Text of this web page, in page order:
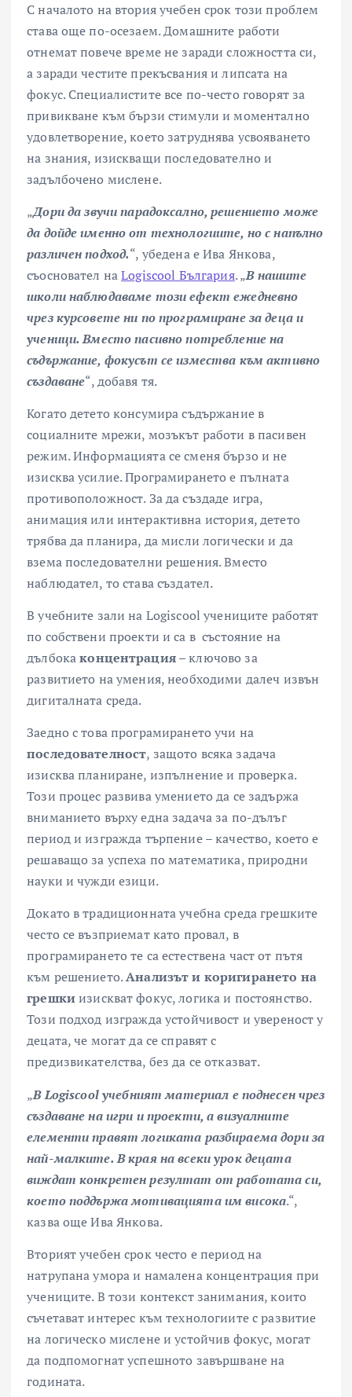
С началото на втория учебен срок този проблем
става още по-осезаем. Домашните работи
отнемат повече време не заради сложността си,
а заради честите прекъсвания и липсата на
фокус. Специалистите все по-често говорят за
привикване към бързи стимули и моментално
удовлетворение, което затруднява усвояването
на знания, изискващи последователно и
задълбочено мислене.
„Дори да звучи парадоксално, решението може
да дойде именно от технологиите, но с напълно
различен подход.“, убедена е Ива Янкова,
съосновател наLogiscool България. „В нашите
школи наблюдаваме този ефект ежедневно
чрез курсовете ни по програмиране за деца и
ученици. Вместо пасивно потребление на
съдържание, фокусът се измества към активно
създаване“, добавя тя.
Когато детето консумира съдържание в
социалните мрежи, мозъкът работи в пасивен
режим. Информацията се сменя бързо и не
изисква усилие. Програмирането е пълната
противоположност. За да създаде игра,
анимация или интерактивна история, детето
трябва да планира, да мисли логически и да
взема последователни решения. Вместо
наблюдател, то става създател.
В учебните зали на Logiscool учениците работят
по собствени проекти и са в състояние на
дълбокаконцентрация– ключово за
развитието на умения, необходими далеч извън
дигиталната среда.
Заедно с това програмирането учи на
последователност, защото всяка задача
изисква планиране, изпълнение и проверка.
Този процес развива умението да се задържа
вниманието върху една задача за по-дълъг
период и изгражда търпение – качество, което е
решаващо за успеха по математика, природни
науки и чужди езици.
Докато в традиционната учебна среда грешките
често се възприемат като провал, в
програмирането те са естествена част от пътя
към решението.Анализът и коригирането на
грешкиизискват фокус, логика и постоянство.
Този подход изгражда устойчивост и увереност у
децата, че могат да се справят с
предизвикателства, без да се отказват.
„ВLogiscoolучебният материал е поднесен чрез
създаване на игри и проекти, а визуалните
елементи правят логиката разбираема дори за
най-малките. В края на всеки урок децата
виждат конкретен резултат от работата си,
което поддържа мотивацията им висока.“,
казва още Ива Янкова.
Вторият учебен срок често е период на
натрупана умора и намалена концентрация при
учениците. В този контекст занимания, които
съчетават интерес към технологиите с развитие
на логическо мислене и устойчив фокус, могат
да подпомогнат успешното завършване на
годината.